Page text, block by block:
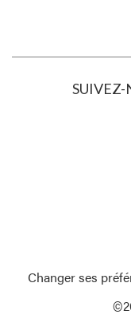
SUIVEZ-
Changer ses